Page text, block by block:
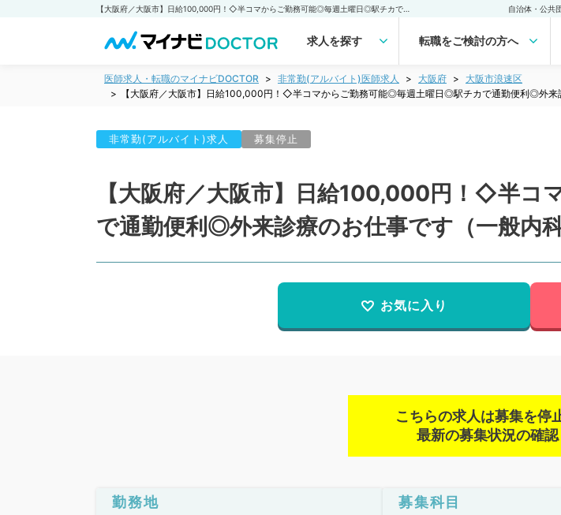
自治体・公共
求人を探す 転職をご検討の方へ
医師求人・転職のマイナビDOCTOR 非常勤(アルバイト)医師求人 大阪府
大阪市浪速区
【大阪府／大阪市】日給100,000円！◇半コマからご勤務可能◎毎週土曜日◎駅チカで通勤便利◎外来
非常勤(アルバイト)求人 募集停止
【大阪府／大阪市】日給100,000円！◇半
で通勤便利◎外来診療のお仕事です（一般内科
お気に入り
こちらの求人は募集を停
最新の募集状況の確認
勤務地 募集科目